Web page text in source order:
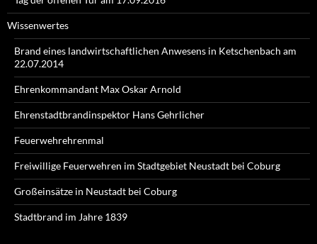
Wissenwertes
Brand eines landwirtschaftlichen Anwesens in Ketschenbach am
22.07.2014
Ehrenkommandant Max Oskar Arnold
Ehrenstadtbrandinspektor Hans Gehrlicher
Feuerwehrehrenmal
Freiwillige Feuerwehren im Stadtgebiet Neustadt bei Coburg
Großeinsätze in Neustadt bei Coburg
Stadtbrand im Jahre 1839